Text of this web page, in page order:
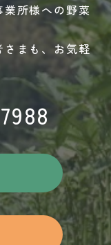
所様への野菜
まも、お気軽